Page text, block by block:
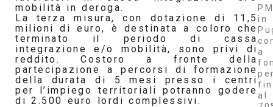
mobilità in deroga.
La terza misura, con dotazione di 11,5
milioni di euro, è destinata a coloro che
terminato il periodo di cassa
integrazione e/o mobilità, sono privi di
reddito. Costoro a fronte della
partecipazione a percorsi di formazione
della durata di 5 mesi presso i centri
per l’impiego territoriali potranno godere
di 2.500 euro lordi complessivi.
in
a
al